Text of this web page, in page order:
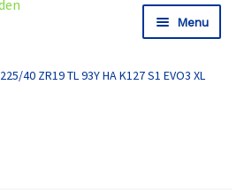
Menu
225/40 ZR19 TL 93Y HA K127 S1 EVO3 XL